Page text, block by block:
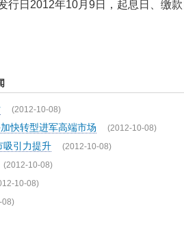
行日2012年10月9日，起息日、缴款
(2012-10-08)
快转型进军高端市场 (2012-10-08)
吸引力提升 (2012-10-08)
(2012-10-08)
10-08)
08)